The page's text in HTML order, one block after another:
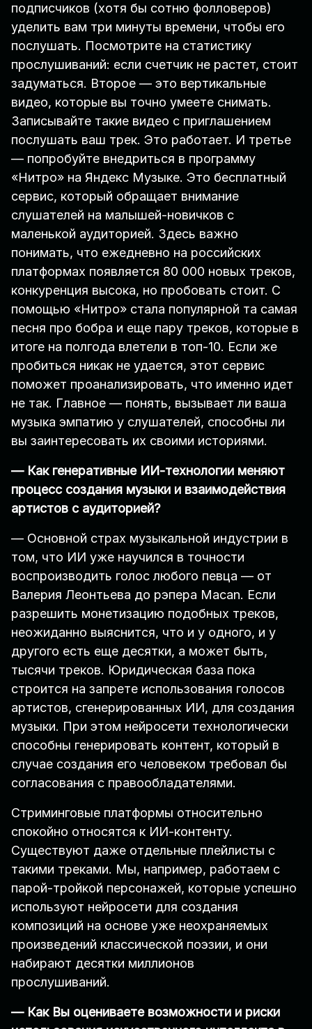
подписчиков (хотя бы сотню фолловеров)
уделить вам три минуты времени, чтобы его
послушать. Посмотрите на статистику
прослушиваний: если счетчик не растет, стоит
задуматься. Второе — это вертикальные
видео, которые вы точно умеете снимать.
Записывайте такие видео с приглашением
послушать ваш трек. Это работает. И третье
— попробуйте внедриться в программу
«Нитро» на Яндекс Музыке. Это бесплатный
сервис, который обращает внимание
слушателей на малышей-новичков с
маленькой аудиторией. Здесь важно
понимать, что ежедневно на российских
платформах появляется 80 000 новых треков,
конкуренция высока, но пробовать стоит. С
помощью «Нитро» стала популярной та самая
песня про бобра и еще пару треков, которые в
итоге на полгода влетели в топ-10. Если же
пробиться никак не удается, этот сервис
поможет проанализировать, что именно идет
не так. Главное — понять, вызывает ли ваша
музыка эмпатию у слушателей, способны ли
вы заинтересовать их своими историями.
— Как генеративные ИИ-технологии меняют
процесс создания музыки и взаимодействия
артистов с аудиторией?
— Основной страх музыкальной индустрии в
том, что ИИ уже научился в точности
воспроизводить голос любого певца — от
Валерия Леонтьева до рэпера Macan. Если
разрешить монетизацию подобных треков,
неожиданно выяснится, что и у одного, и у
другого есть еще десятки, а может быть,
тысячи треков. Юридическая база пока
строится на запрете использования голосов
артистов, сгенерированных ИИ, для создания
музыки. При этом нейросети технологически
способны генерировать контент, который в
случае создания его человеком требовал бы
согласования с правообладателями.
Стриминговые платформы относительно
спокойно относятся к ИИ-контенту.
Существуют даже отдельные плейлисты с
такими треками. Мы, например, работаем с
парой-тройкой персонажей, которые успешно
используют нейросети для создания
композиций на основе уже неохраняемых
произведений классической поэзии, и они
набирают десятки миллионов
прослушиваний.
— Как Вы оцениваете возможности и риски